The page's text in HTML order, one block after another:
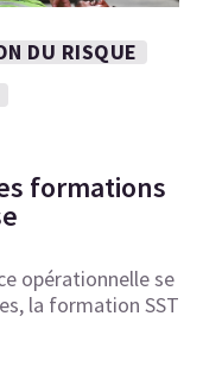
DU RISQUE
formations
opérationnelle se
la formation SST